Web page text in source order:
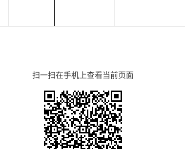
扫一扫在手机上查看当前页面